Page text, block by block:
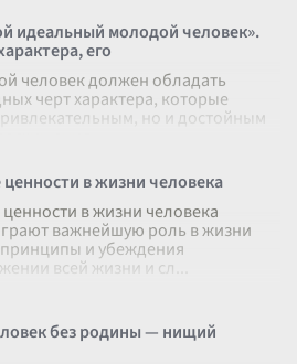
идеальный молодой человек».
его
человек должен обладать
черт характера, которые
но и достойным
в жизни человека
в жизни человека
важнейшую роль в жизни
и убеждения
всей жизни и сл
без родины — нищий